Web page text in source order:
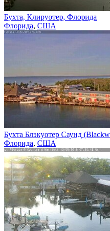
Бухта, Клируотер, Флорида
Флорида, США
Бухта Блэкуотер Саунд
Флорида, США